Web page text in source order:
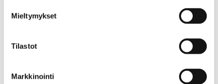
Mieltymykset
Tilastot
Markkinointi
* Viikonloppu-/pyhäpäivämaksu on voimassa perjantaista tai
pyhää edeltävästä arkipäivästä klo 18.00 alkaen maanantaihin tai